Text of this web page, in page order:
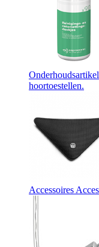
hoortoestellen.
Accessoires